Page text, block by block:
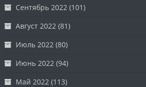
Сентябрь 2022 (101)
Август 2022 (81)
Июль 2022 (80)
Июнь 2022 (94)
Май 2022 (113)